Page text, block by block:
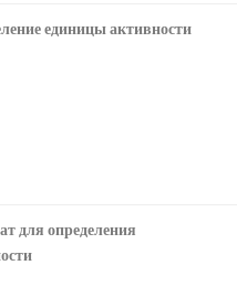
единицы активности
для определения